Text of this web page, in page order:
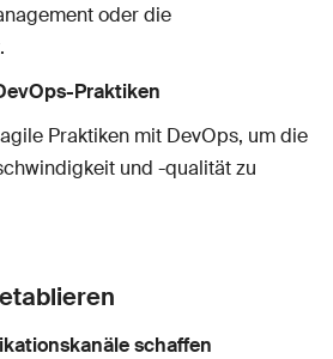
oder die
Praktiken
Praktiken mit DevOps, um die
und -qualität zu
schaffen